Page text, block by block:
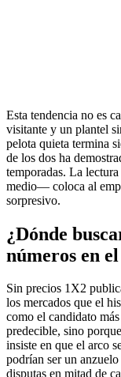
Esta tendencia no es
visitante y un plantel
pelota quieta termina
de los dos ha
temporadas. La
medio— coloca al
sorpresivo.
¿Dónde
números en
Sin precios 1X2
los mercados que el
como el candidato
predecible, sino
insiste en que el arco
podrían ser un
disputas en mitad de